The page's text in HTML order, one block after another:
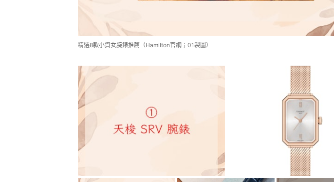
精選8款小資女腕錶推薦（Hamilton官網；01製圖）